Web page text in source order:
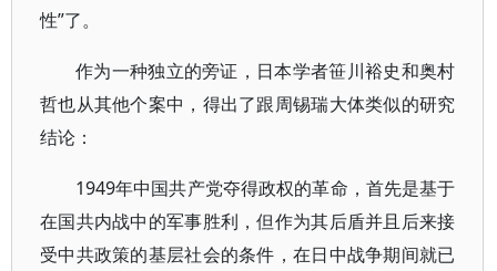
性”了。
作为一种独立的旁证，日本学者笹川裕史和奥村
哲也从其他个案中，得出了跟周锡瑞大体类似的研究
结论：
1949年中国共产党夺得政权的革命，首先是基于
在国共内战中的军事胜利，但作为其后盾并且后来接
受中共政策的基层社会的条件，在日中战争期间就已